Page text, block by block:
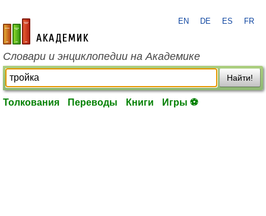
academic.ru
EN DE ES FR
Словари и энциклопедии на Академике
Найти!
Толкования Переводы Книги Игры ⚽